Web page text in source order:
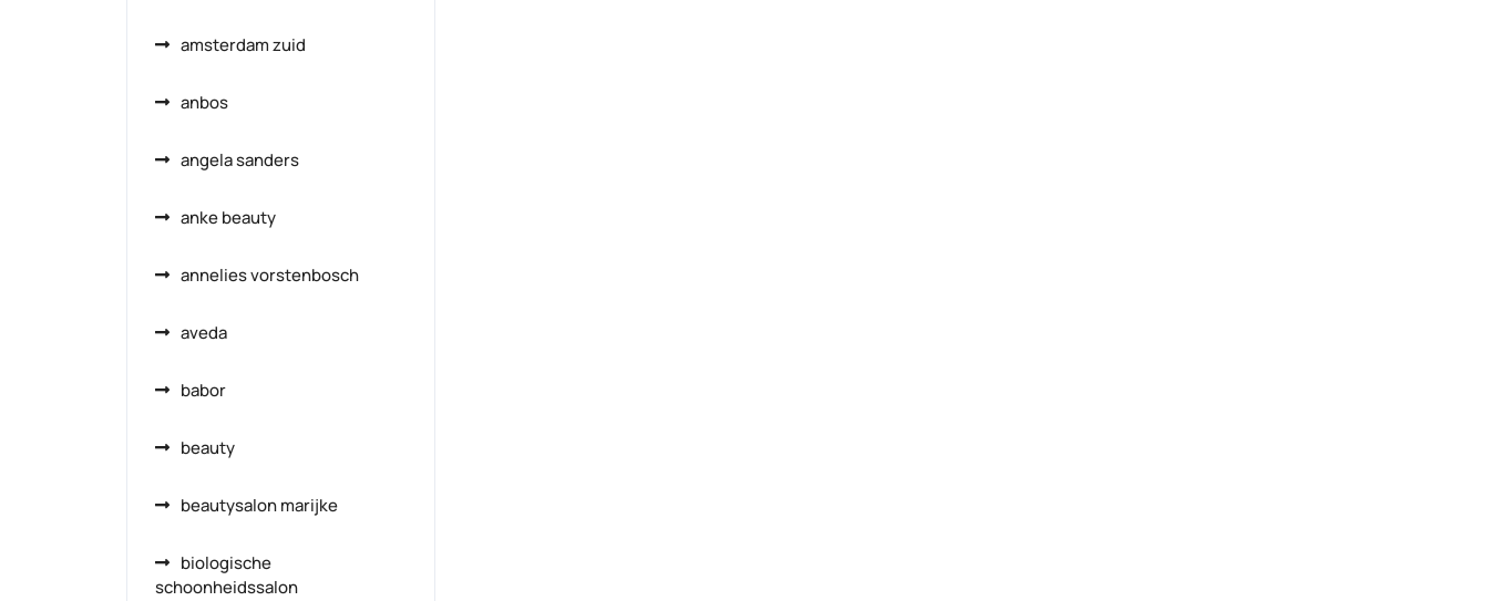
amsterdam zuid
anbos
angela sanders
anke beauty
annelies vorstenbosch
aveda
babor
beauty
beautysalon marijke
biologische
schoonheidssalon